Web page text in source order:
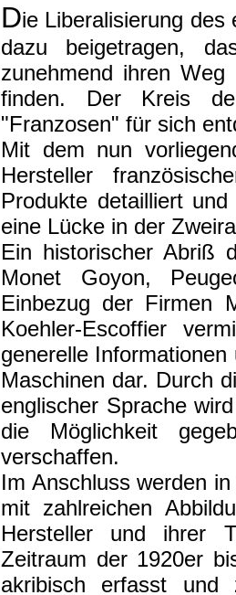
Die Liberalisierung des
dazu beigetragen,
zunehmend ihren
finden. Der Kreis
"Franzosen" für sich
Mit dem nun
Hersteller
Produkte detailliert
eine Lücke in der
Ein historischer Abriß
Monet Goyon,
Einbezug der Firmen
Koehler-Escoffier
generelle
Maschinen dar. Durch
englischer Sprache
die Möglichkeit
verschaffen.
Im Anschluss werden
mit zahlreichen
Hersteller und ihrer
Zeitraum der 1920er
akribisch erfasst und